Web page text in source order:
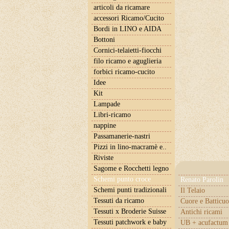
articoli da ricamare
accessori Ricamo/Cucito
Bordi in LINO e AIDA
Bottoni
Cornici-telaietti-fiocchi
filo ricamo e aguglieria
forbici ricamo-cucito
Idee
Kit
Lampade
Libri-ricamo
nappine
Passamanerie-nastri
Pizzi in lino-macramè e..
Riviste
Sagome e Rocchetti legno
Schemi punto croce
Renato Parolin
Il Telaio
Cuore e
Antichi ricami
UB +
Schemi punti tradizionali
Tessuti da ricamo
Tessuti x Broderie Suisse
Tessuti patchwork e baby